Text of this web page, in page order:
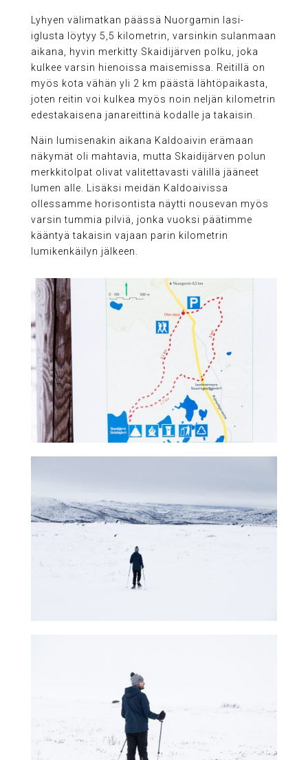
Lyhyen välimatkan päässä Nuorgamin lasi-
iglusta löytyy 5,5 kilometrin, varsinkin sulanmaan
aikana, hyvin merkitty Skaidijärven polku, joka
kulkee varsin hienoissa maisemissa. Reitillä on
myös kota vähän yli 2 km päästä lähtöpaikasta,
joten reitin voi kulkea myös noin neljän kilometrin
edestakaisena janareittinä kodalle ja takaisin.
Näin lumisenakin aikana Kaldoaivin erämaan
näkymät oli mahtavia, mutta Skaidijärven polun
merkkitolpat olivat valitettavasti välillä jääneet
lumen alle. Lisäksi meidän Kaldoaivissa
ollessamme horisontista näytti nousevan myös
varsin tummia pilviä, jonka vuoksi päätimme
kääntyä takaisin vajaan parin kilometrin
lumikenkäilyn jälkeen.